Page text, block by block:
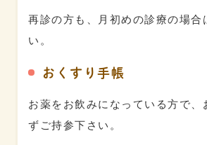
9:00-13:00
14:00-18:00
● 12:00まで◎ 19:00まで ▲ 17:00
再診の方も、月初めの診療の場合
い。
おくすり手帳
お薬をお飲みになっている方で、
ずご持参下さい。